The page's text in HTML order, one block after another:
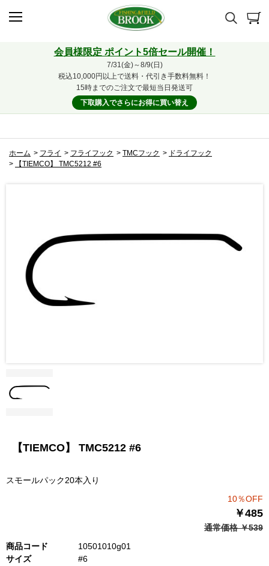
会員様限定 ポイント5倍セール開催！
7/31(金)～8/9(日)
税込10,000円以上で送料・代引き手数料無料！
15時までのご注文で最短当日発送可
下取購入でさらにお得に買い替え
ホーム > フライ > フライフック > TMCフック > ドライフック
>
【TIEMCO】 TMC5212 #6
【TIEMCO】 TMC5212 #6
スモールパック20本入り
10％OFF
￥485
通常価格 ￥539
商品コード
10501010g01
サイズ
#6